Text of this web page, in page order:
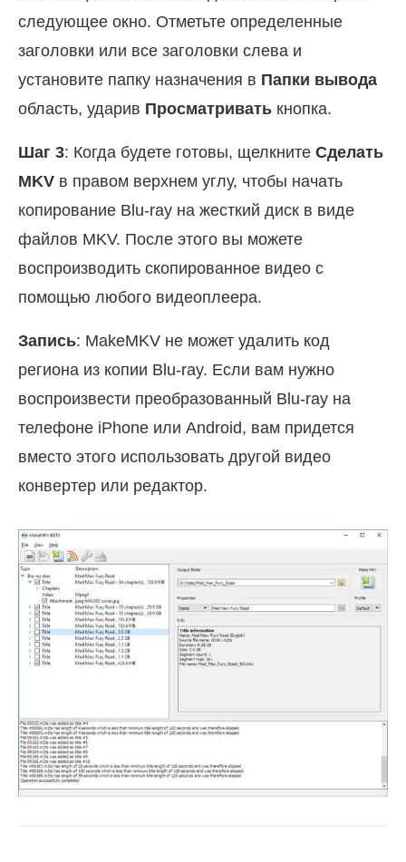
следующее окно. Отметьте определенные
заголовки или все заголовки слева и
установите папку назначения в Папки вывода
область, ударив Просматривать кнопка.
Шаг 3: Когда будете готовы, щелкните Сделать
MKV в правом верхнем углу, чтобы начать
копирование Blu-ray на жесткий диск в виде
файлов MKV. После этого вы можете
воспроизводить скопированное видео с
помощью любого видеоплеера.
Запись: MakeMKV не может удалить код
региона из копии Blu-ray. Если вам нужно
воспроизвести преобразованный Blu-ray на
телефоне iPhone или Android, вам придется
вместо этого использовать другой видео
конвертер или редактор.